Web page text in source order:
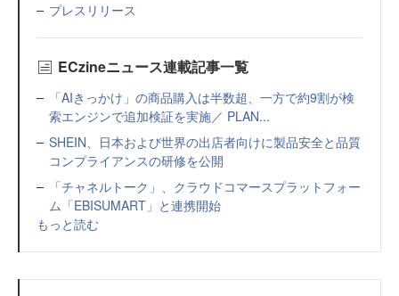
プレスリリース
ECzineニュース連載記事一覧
「AIきっかけ」の商品購入は半数超、一方で約9割が検
索エンジンで追加検証を実施／ PLAN...
SHEIN、日本および世界の出店者向けに製品安全と品質
コンプライアンスの研修を公開
「チャネルトーク」、クラウドコマースプラットフォー
ム「EBISUMART」と連携開始
もっと読む